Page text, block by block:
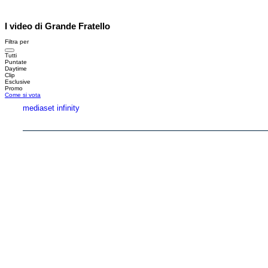
I video di Grande Fratello
Filtra per
Tutti
Puntate
Daytime
Clip
Esclusive
Promo
Come si vota
mediaset infinity